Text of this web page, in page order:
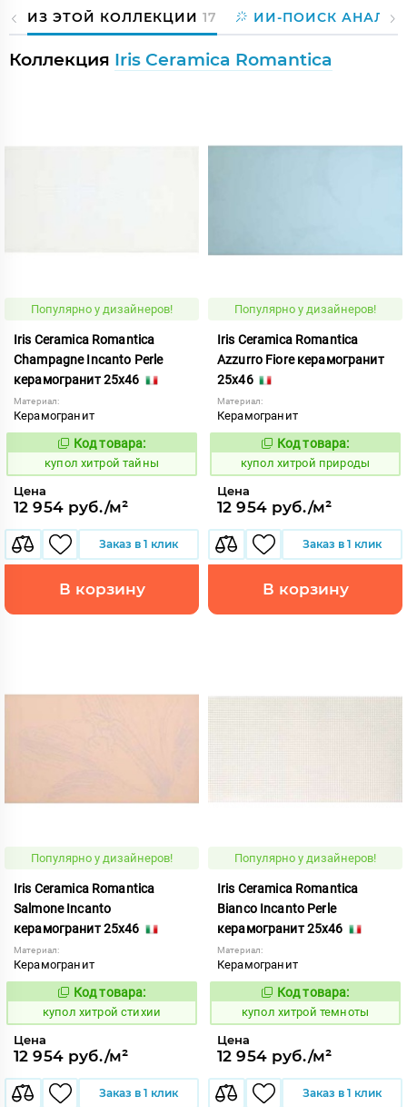
ИЗ ЭТОЙ КОЛЛЕКЦИИ 17 ИИ-ПОИСК
Коллекция Iris Ceramica Romantica
Популярно у дизайнеров!
Iris Ceramica Romantica
Champagne Incanto Perle
керамогранит 25x46
Материал:
Керамогранит
857851
Код товара:
купол хитрой тайны
Цена
12 954 руб./м²
Заказ в 1 клик
В корзину
Популярно у дизайнеров!
Iris Ceramica Romantica
Azzurro Fiore керамогранит
25x46
Материал:
Керамогранит
857850
Код товара:
купол хитрой природы
Цена
12 954 руб./м²
Заказ в 1 клик
В корзину
Популярно у дизайнеров!
Iris Ceramica Romantica
Salmone Incanto
керамогранит 25x46
Материал:
Керамогранит
857848
Код товара:
купол хитрой стихии
Цена
12 954 руб./м²
Заказ в 1 клик
Популярно у дизайнеров!
Iris Ceramica Romantica
Bianco Incanto Perle
керамогранит 25x46
Материал:
Керамогранит
857852
Код товара:
купол хитрой темноты
Цена
12 954 руб./м²
Заказ в 1 клик